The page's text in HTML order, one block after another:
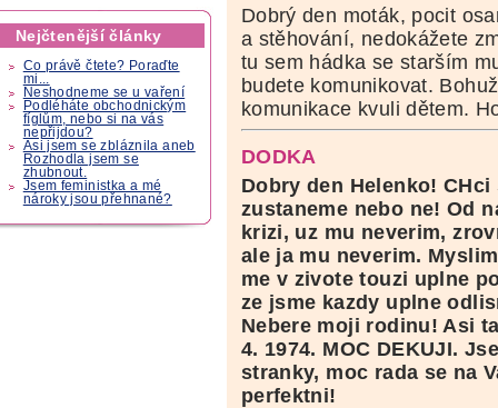
Nejčtenější články
Co právě čtete? Poraďte
mi...
Neshodneme se u vaření
Podléháte obchodnickým
fíglům, nebo si na vás
nepřijdou?
Asi jsem se zbláznila aneb
Rozhodla jsem se
zhubnout.
Jsem feministka a mé
nároky jsou přehnané?
Dobrý den moták, pocit
a stěhování, nedokážete
tu sem hádka se starším
budete komunikovat.
komunikace kvuli dětem.
DODKA
Dobry den Helenko!
zustaneme nebo ne! Od
krizi, uz mu neverim,
ale ja mu neverim.
me v zivote touzi uplne
ze jsme kazdy uplne
Nebere moji rodinu! Asi
4. 1974. MOC DEKUJI.
stranky, moc rada se na
perfektni!